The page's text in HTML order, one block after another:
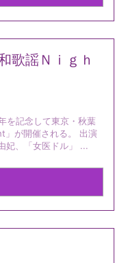
歌謡Ｎｉｇｈ
を記念して東京・秋葉
」が開催される。 出演
妃、「女医ドル」 ...